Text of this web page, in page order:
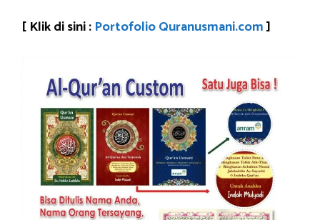
[ Klik di sini : Portofolio Quranusmani.com]